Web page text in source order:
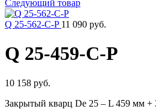
Следующий товар
Q 25-562-C-P 11 090 руб.
Q 25-459-C-P
10 158 руб.
Закрытый кварц De 25 – L 459 мм